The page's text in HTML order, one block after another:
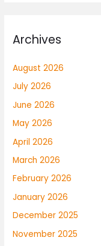
Archives
August 2026
July 2026
June 2026
May 2026
April 2026
March 2026
February 2026
January 2026
December 2025
November 2025